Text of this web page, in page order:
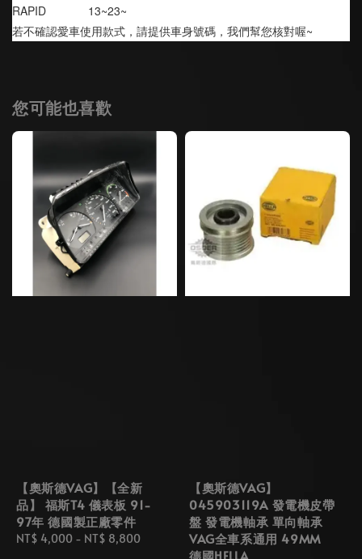
RAPID             13~23~
若不確認愛車使用款式，請提供車身號碼，我們幫您核對喔~
您可能也喜歡
【奧斯德VAG】【全新
品】 福斯T4 儀表板 91-
97年 德國製正廠零件
Regular
NT$ 4,000 - NT$ 8,800
【奧斯德VAG】
045903119A 發電機皮帶
盤 發電機軸承 單向軸承
VAG全車系通用 49MM
德國HELLA